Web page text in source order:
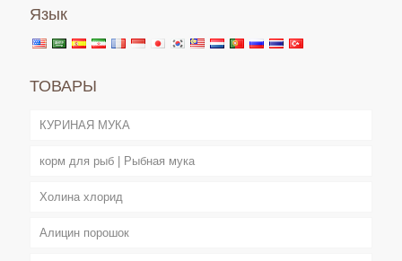
Язык
ТОВАРЫ
КУРИНАЯ МУКА
корм для рыб | Рыбная мука
Холина хлорид
Алицин порошок